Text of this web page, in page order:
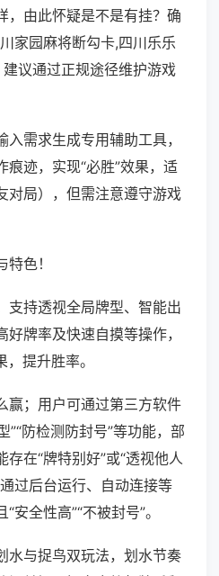
，由此怀疑是不是有挂？确
家园麻将断勾卡,四川乐乐
议通过正规途径维护游戏
需求生成专用辅助工具，
迹，实现“必胜”效果，适
对局），但需注意遵守游戏
色！
支持透视全局牌型、智能出
牌率及快速自摸等操作，
提升胜率。
赢；用户可通过第三方软件
”“防检测防封号”等功能，部
在“牌特别好”或“透视他人
过后台运行、自动连接等
安全性高”“不被封号”。
水与捉鸟双玩法，划水节奏